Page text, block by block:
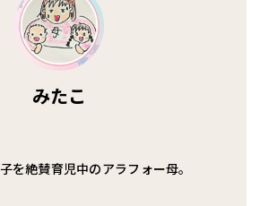
みたこ
を絶賛育児中のアラフォー母。